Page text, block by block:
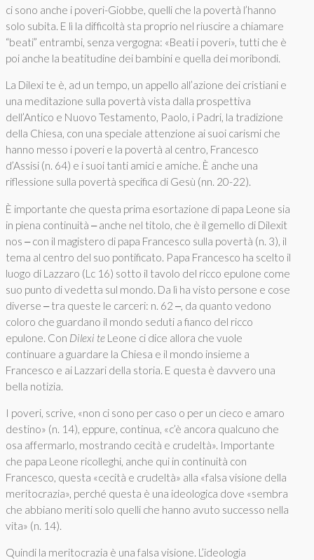
ci sono anche i poveri-Giobbe, quelli che la povertà l’hanno
solo subita. E lì la difficoltà sta proprio nel riuscire a chiamare
“beati” entrambi, senza vergogna: «Beati i poveri», tutti che è
poi anche la beatitudine dei bambini e quella dei moribondi.
La Dilexi te è, ad un tempo, un appello all’azione dei cristiani e
una meditazione sulla povertà vista dalla prospettiva
dell’Antico e Nuovo Testamento, Paolo, i Padri, la tradizione
della Chiesa, con una speciale attenzione ai suoi carismi che
hanno messo i poveri e la povertà al centro, Francesco
d’Assisi (n. 64) e i suoi tanti amici e amiche. È anche una
riflessione sulla povertà specifica di Gesù (nn. 20-22).
È importante che questa prima esortazione di papa Leone sia
in piena continuità ‒ anche nel titolo, che è il gemello di Dilexit
nos ‒ con il magistero di papa Francesco sulla povertà (n. 3), il
tema al centro del suo pontificato. Papa Francesco ha scelto il
luogo di Lazzaro (Lc 16) sotto il tavolo del ricco epulone come
suo punto di vedetta sul mondo. Da lì ha visto persone e cose
diverse ‒ tra queste le carceri: n. 62 ‒, da quanto vedono
coloro che guardano il mondo seduti a fianco del ricco
epulone. Con Dilexi te Leone ci dice allora che vuole
continuare a guardare la Chiesa e il mondo insieme a
Francesco e ai Lazzari della storia. E questa è davvero una
bella notizia.
I poveri, scrive, «non ci sono per caso o per un cieco e amaro
destino» (n. 14), eppure, continua, «c’è ancora qualcuno che
osa affermarlo, mostrando cecità e crudeltà». Importante
che papa Leone ricolleghi, anche qui in continuità con
Francesco, questa «cecità e crudeltà» alla «falsa visione della
meritocrazia», perché questa è una ideologica dove «sembra
che abbiano meriti solo quelli che hanno avuto successo nella
vita» (n. 14).
Quindi la meritocrazia è una falsa visione. L’ideologia